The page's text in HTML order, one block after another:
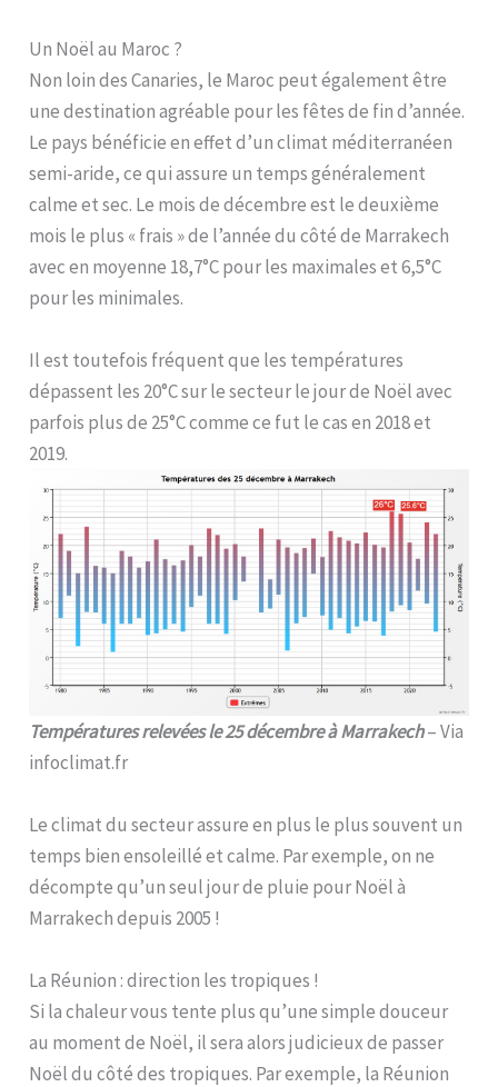
Un Noël au Maroc ?
Non loin des Canaries, le Maroc peut également être
une destination agréable pour les fêtes de fin d’année.
Le pays bénéficie en effet d’un climat méditerranéen
semi-aride, ce qui assure un temps généralement
calme et sec. Le mois de décembre est le deuxième
mois le plus « frais » de l’année du côté de Marrakech
avec en moyenne 18,7°C pour les maximales et 6,5°C
pour les minimales.
Il est toutefois fréquent que les températures
dépassent les 20°C sur le secteur le jour de Noël avec
parfois plus de 25°C comme ce fut le cas en 2018 et
2019.
Températures relevées le 25 décembre à Marrakech– Via
infoclimat.fr
Le climat du secteur assure en plus le plus souvent un
temps bien ensoleillé et calme. Par exemple, on ne
décompte qu’un seul jour de pluie pour Noël à
Marrakech depuis 2005 !
La Réunion : direction les tropiques !
Si la chaleur vous tente plus qu’une simple douceur
au moment de Noël, il sera alors judicieux de passer
Noël du côté des tropiques. Par exemple, la Réunion